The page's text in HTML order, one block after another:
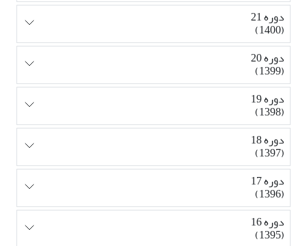
دوره 21
(1400)
دوره 20
(1399)
دوره 19
(1398)
دوره 18
(1397)
دوره 17
(1396)
دوره 16
(1395)